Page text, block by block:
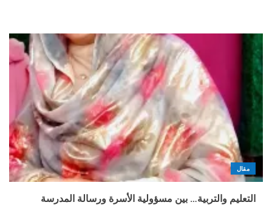
مقال
التعليم والتربية… بين مسؤولية الأسرة ورسالة المدرسة